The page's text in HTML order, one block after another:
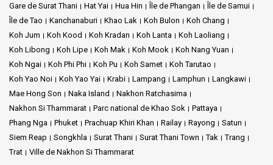
Gare de Surat Thani
Hat Yai Hua Hin Île de Phangan
Île de Samui
Île de Tao
Kanchanaburi Khao Lak Koh Bulon
Koh Chang
Koh Jum
Koh Kood Koh Kradan Koh Lanta
Koh Laoliang
Koh Libong
Koh Lipe Koh Mak Koh Mook
Koh Nang Yuan
Koh Ngai
Koh Phi Phi Koh Pu Koh Samet
Koh Tarutao
Koh Yao Noi
Koh Yao Yai Krabi Lampang Lamphun
Langkawi
Mae Hong Son
Naka Island
Nakhon Ratchasima
Nakhon Si Thammarat
Parc national de Khao Sok
Pattaya
Phang Nga
Phuket Prachuap Khiri Khan Railay Rayong
Satun
Siem Reap
Songkhla Surat Thani Surat Thani Town Tak
Trang
Trat
Ville de Nakhon Si Thammarat